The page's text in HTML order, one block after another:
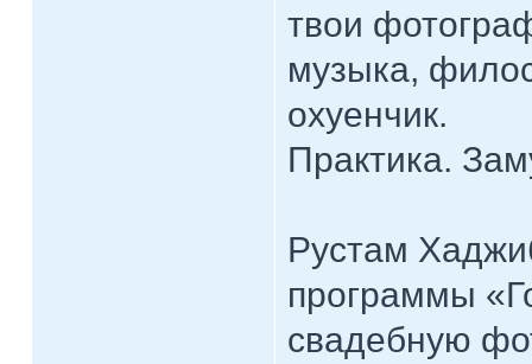
твои
музыка,
охуенчик.
Практика.
Рустам
программы
свадебную